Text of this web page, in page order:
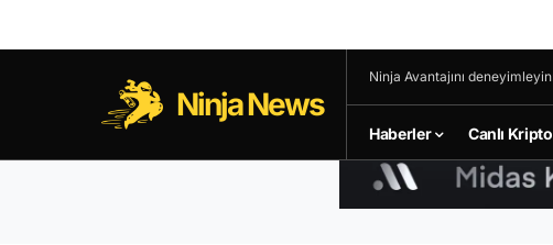
Ninja News
Ninja Avantajını
Haberler Canlı Kripto